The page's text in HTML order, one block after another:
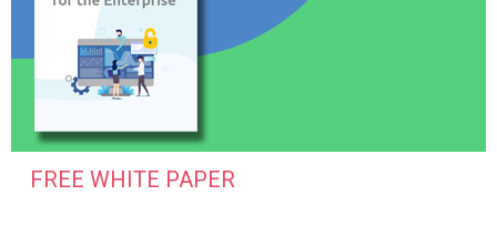
FREE WHITE PAPER